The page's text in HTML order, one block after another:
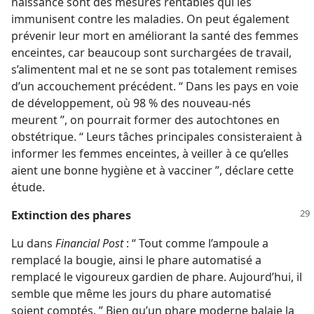
immunisent contre les maladies. On peut également
prévenir leur mort en améliorant la santé des femmes
enceintes, car beaucoup sont surchargées de travail,
s’alimentent mal et ne se sont pas totalement remises
d’un accouchement précédent. “ Dans les pays en voie
de développement, où 98 % des nouveau-nés
meurent ”, on pourrait former des autochtones en
obstétrique. “ Leurs tâches principales consisteraient à
informer les femmes enceintes, à veiller à ce qu’elles
aient une bonne hygiène et à vacciner ”, déclare cette
étude.
Extinction des phares
Lu dans Financial Post: “ Tout comme l’ampoule a
remplacé la bougie, ainsi le phare automatisé a
remplacé le vigoureux gardien de phare. Aujourd’hui, il
semble que même les jours du phare automatisé
soient comptés. ” Bien qu’un phare moderne balaie la